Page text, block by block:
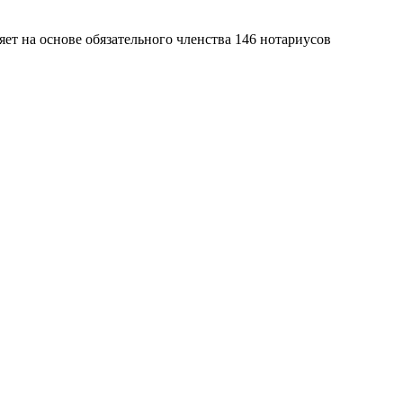
на основе обязательного членства 146 нотариусов